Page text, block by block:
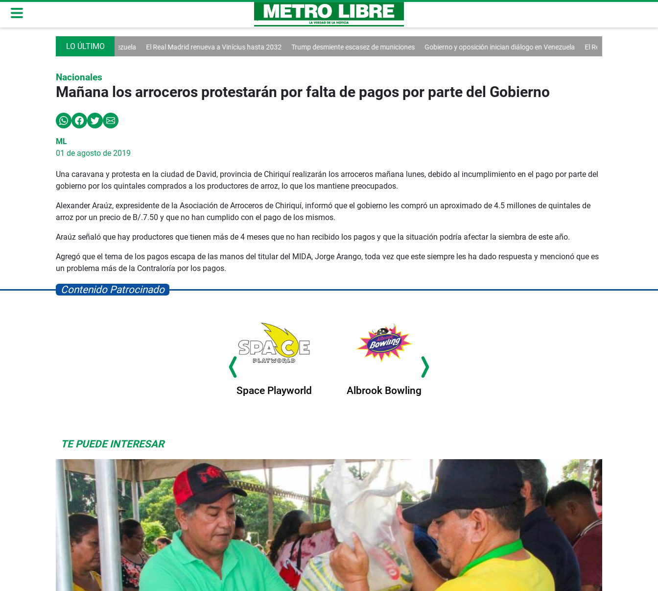
El Real Madrid renueva a Vinícius hasta 2032 Trump desmiente escasez de municiones Gobierno y oposición inician diálogo en Venezuela El Real Madrid renueva a Vinícius hasta 2032
Nacionales
Mañana los arroceros protestarán por falta de pagos por parte del Gobierno
ML
01 de agosto de 2019
Una caravana y protesta en la ciudad de David, provincia de Chiriquí realizarán los arroceros mañana lunes, debido al incumplimiento en el pago por parte del
gobierno por los quintales comprados a los productores de arroz, lo que los mantiene preocupados.
Alexander Araúz, expresidente de la Asociación de Arroceros de Chiriquí, informó que el gobierno les compró un aproximado de 4.5 millones de quintales de
arroz por un precio de B/.7.50 y que no han cumplido con el pago de los mismos.
Araúz señaló que hay productores que tienen más de 4 meses que no han recibido los pagos y que la situación podría afectar la siembra de este año.
Agregó que el tema de los pagos escapa de las manos del titular del MIDA, Jorge Arango, toda vez que este siempre les ha dado respuesta y mencionó que es
un problema más de la Contraloría por los pagos.
Contenido Patrocinado
Space Playworld Albrook Bowling
TE PUEDE INTERESAR